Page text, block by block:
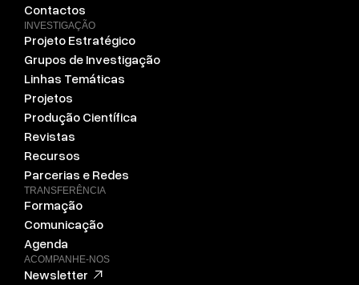
Contactos
INVESTIGAÇÃO
Projeto Estratégico
Grupos de Investigação
Linhas Temáticas
Projetos
Produção Científica
Revistas
Recursos
Parcerias e Redes
TRANSFERÊNCIA
Formação
Comunicação
Agenda
ACOMPANHE-NOS
Newsletter